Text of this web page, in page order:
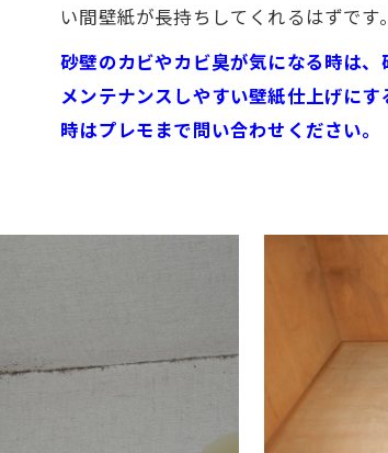
い間壁紙が長持ちしてくれるはずです。
砂壁のカビやカビ臭が気になる時は
メンテナンスしやすい壁紙仕上げに
時はプレモまで問い合わせください。